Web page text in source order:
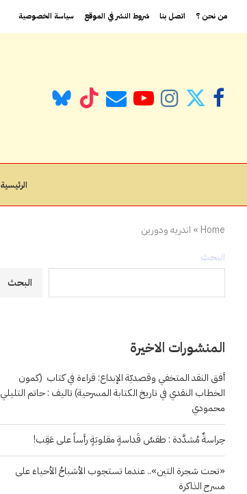
من نحن ؟ اتصل بنا شروط النشر في الموقع سياسة الخصوصية
الرئيسية
Home
» اندريه ودورين
البحث
البحث
المنشورات الاخيرة
أفق النقد المتخفي وقصديّة الإبداع: قراءة في كتاب (كمون
الخطاب النقدي في تاريخ الكتابة المسرحية) تاليف : حاتم التليلي
محمودي
حِراسةٌ مُشدَّدة : طقسُ قَداسةٍ مقلوبَةٍ رأساً على عَقِب!
«تحت شجرة التين».. عندما تستجوب الأشباحُ الأحياءَ على
مسرح الذاكرة